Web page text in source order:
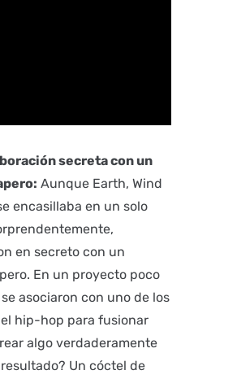
secreta con un
Aunque Earth, Wind
encasillaba en un solo
en secreto con un
En un proyecto poco
asociaron con uno de los
hip-hop para fusionar
algo verdaderamente
Un cóctel de